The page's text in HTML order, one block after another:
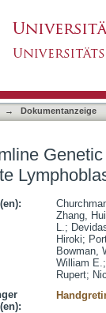
→ Dokumentanzeige
Zhang, Hui
L.;
Hiroki;
Bowman,
William E.
Rupert;